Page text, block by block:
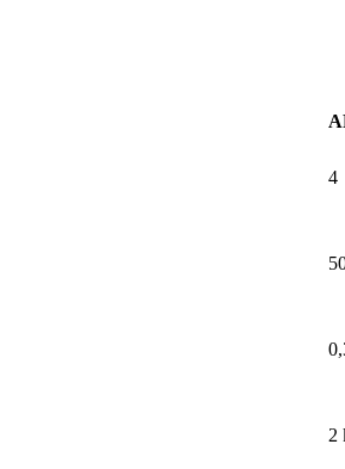
4
2